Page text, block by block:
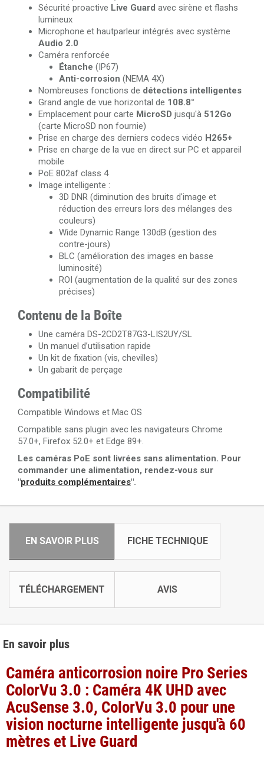
Sécurité proactive Live Guard avec sirène et flashs
lumineux
Microphone et hautparleur intégrés avec système
Audio 2.0
Caméra renforcée
Étanche (IP67)
Anti-corrosion (NEMA 4X)
Nombreuses fonctions de détections intelligentes
Grand angle de vue horizontal de 108.8°
Emplacement pour carte MicroSD jusqu'à 512Go
(carte MicroSD non fournie)
Prise en charge des derniers codecs vidéo H265+
Prise en charge de la vue en direct sur PC et appareil
mobile
PoE 802af class 4
Image intelligente :
3D DNR (diminution des bruits d'image et
réduction des erreurs lors des mélanges des
couleurs)
Wide Dynamic Range 130dB (gestion des
contre-jours)
BLC (amélioration des images en basse
luminosité)
ROI (augmentation de la qualité sur des zones
précises)
Contenu de la Boîte
Une caméra DS-2CD2T87G3-LIS2UY/SL
Un manuel d’utilisation rapide
Un kit de fixation (vis, chevilles)
Un gabarit de perçage
Compatibilité
Compatible Windows et Mac OS
Compatible sans plugin avec les navigateurs Chrome
57.0+, Firefox 52.0+ et Edge 89+.
Les caméras PoE sont livrées sans alimentation. Pour
commander une alimentation, rendez-vous sur
"produits complémentaires".
EN SAVOIR PLUS FICHE TECHNIQUE
TÉLÉCHARGEMENT AVIS
En savoir plus
Caméra anticorrosion noire Pro Series
ColorVu 3.0 : Caméra 4K UHD avec
AcuSense 3.0, ColorVu 3.0 pour une
vision nocturne intelligente jusqu'à 60
mètres et Live Guard